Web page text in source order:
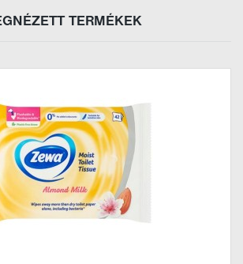
TERMÉKEK